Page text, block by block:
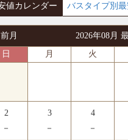
値カレンダー バスタイプ別最
月 2026年08月
日
月 火
2
－
3
－
4
－